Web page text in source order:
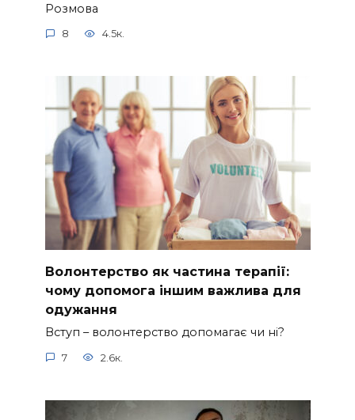
Розмова
8 4.5к.
Волонтерство як частина терапії:
чому допомога іншим важлива для
одужання
Вступ – волонтерство допомагає чи ні?
7 2.6к.